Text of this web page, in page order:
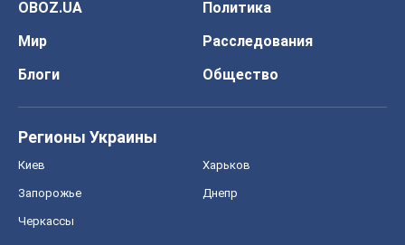
OBOZ.UA
Политика
Мир
Расследования
Блоги
Общество
Регионы Украины
Киев Харьков
Запорожье Днепр
Черкассы